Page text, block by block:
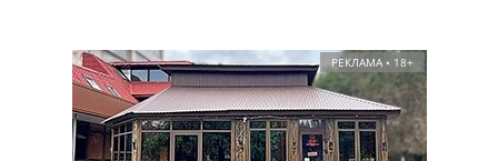
РЕКЛАМА • 18+